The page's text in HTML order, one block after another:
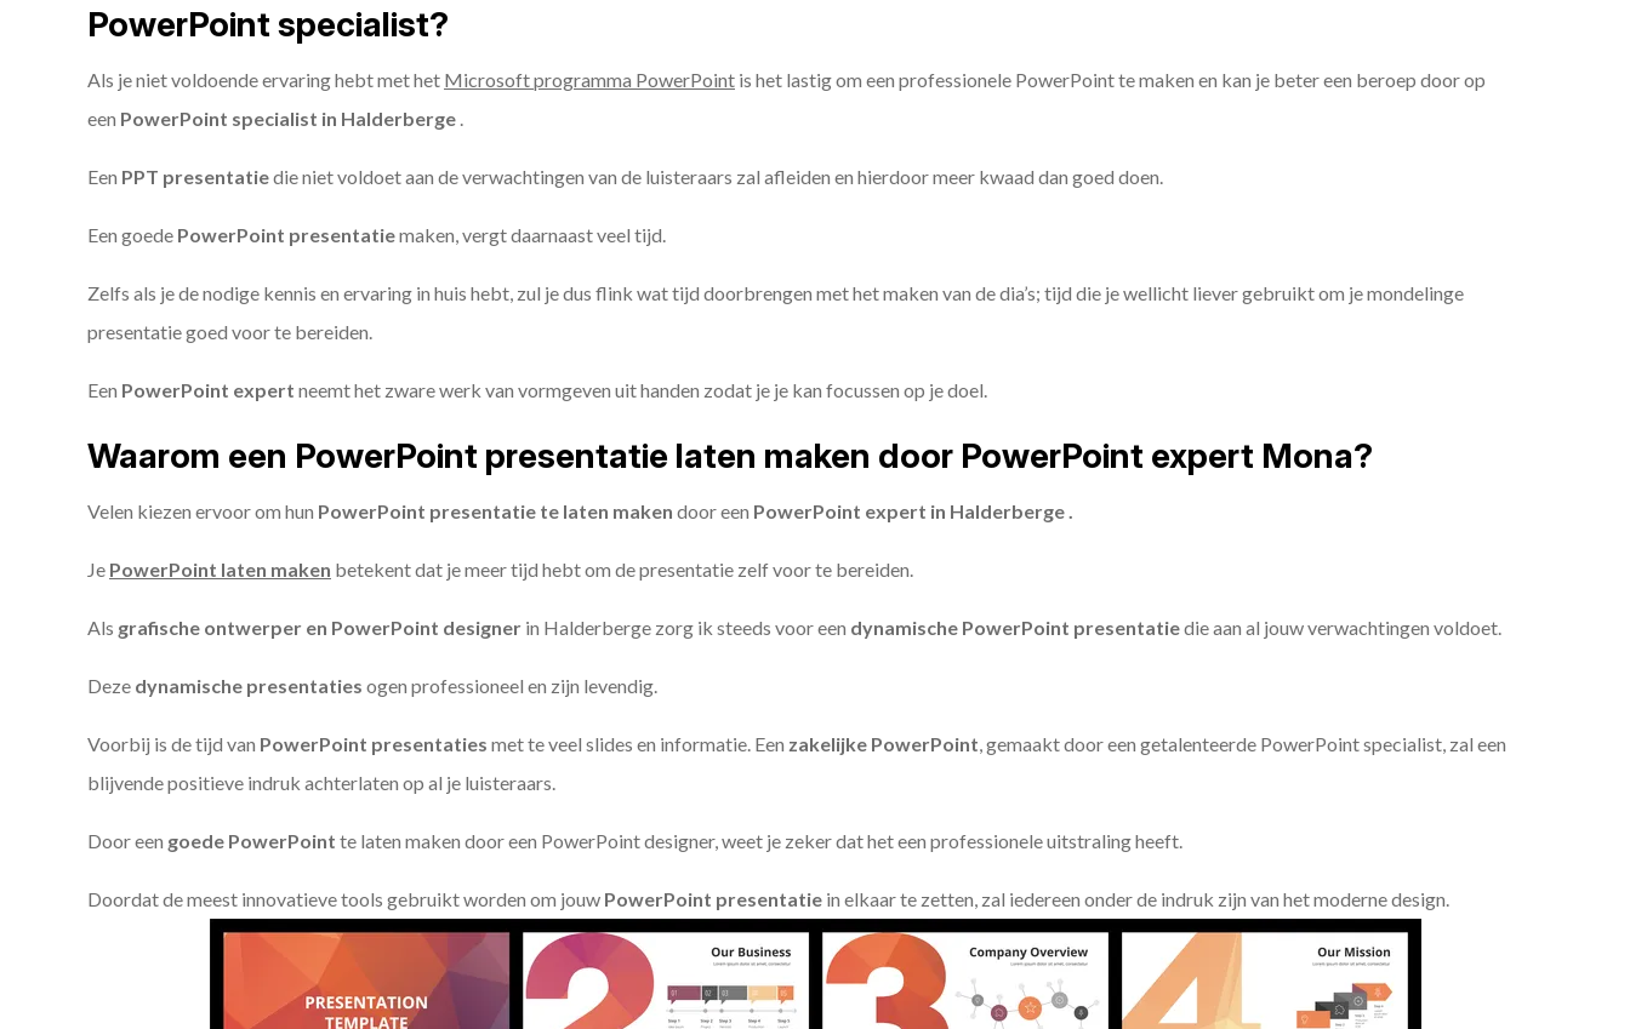
PowerPoint specialist?
Als je niet voldoende ervaring hebt met het Microsoft programma PowerPoint is het lastig om een professionele PowerPoint te maken en kan je beter een beroep door op
een PowerPoint specialist in Halderberge .
Een PPT presentatiedie niet voldoet aan de verwachtingen van de luisteraars zal afleiden en hierdoor meer kwaad dan goed doen.
Een goede PowerPoint presentatiemaken, vergt daarnaast veel tijd.
Zelfs als je de nodige kennis en ervaring in huis hebt, zul je dus flink wat tijd doorbrengen met het maken van de dia’s; tijd die je wellicht liever gebruikt om je mondelinge
presentatie goed voor te bereiden.
Een PowerPoint expert neemt het zware werk van vormgeven uit handen zodat je je kan focussen op je doel.
Waarom een PowerPoint presentatie laten maken door PowerPoint expert Mona?
Velen kiezen ervoor om hun PowerPoint presentatie te laten maken door een PowerPoint expert in Halderberge .
Je PowerPoint laten maken betekent dat je meer tijd hebt om de presentatie zelf voor te bereiden.
Als grafische ontwerper en PowerPoint designer in Halderberge zorg ik steeds voor een dynamische PowerPoint presentatiedie aan al jouw verwachtingen voldoet.
Deze dynamische presentaties ogen professioneel en zijn levendig.
Voorbij is de tijd van PowerPoint presentaties met te veel slides en informatie. Een zakelijke PowerPoint, gemaakt door een getalenteerde PowerPoint specialist, zal een
blijvende positieve indruk achterlaten op al je luisteraars.
Door een goede PowerPoint te laten maken door een PowerPoint designer, weet je zeker dat het een professionele uitstraling heeft.
Doordat de meest innovatieve tools gebruikt worden om jouw PowerPoint presentatie in elkaar te zetten, zal iedereen onder de indruk zijn van het moderne design.